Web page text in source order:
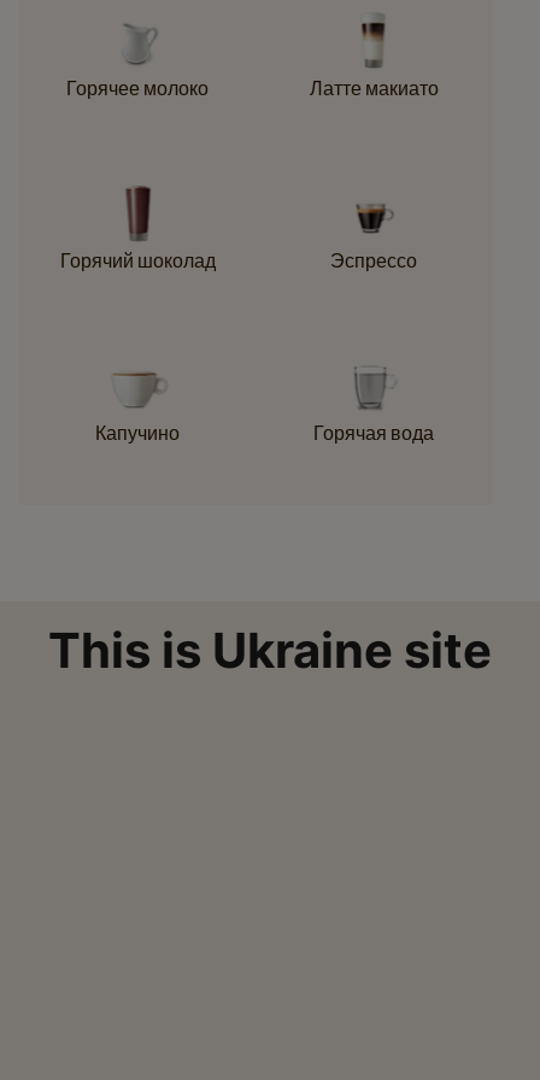
Горячее молоко Латте макиато
Горячий шоколад Эспрессо
Капучино Горячая вода
This is Ukraine site